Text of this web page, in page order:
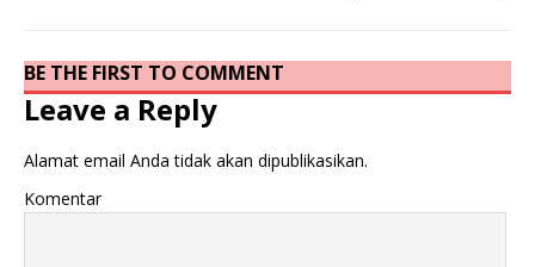
BE THE FIRST TO COMMENT
Leave a Reply
Alamat email Anda tidak akan dipublikasikan.
Komentar